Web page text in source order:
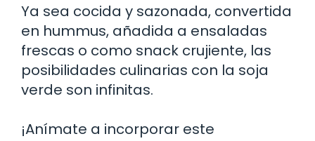
Ya sea cocida y sazonada, convertida
en hummus, añadida a ensaladas
frescas o como snack crujiente, las
posibilidades culinarias con la soja
verde son infinitas.
¡Anímate a incorporar este